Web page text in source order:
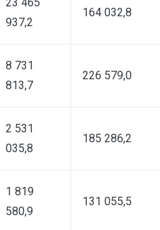
937,2
164 032,8
8 731
813,7
226 579,0
2 531
035,8
185 286,2
1 819
580,9
131 055,5